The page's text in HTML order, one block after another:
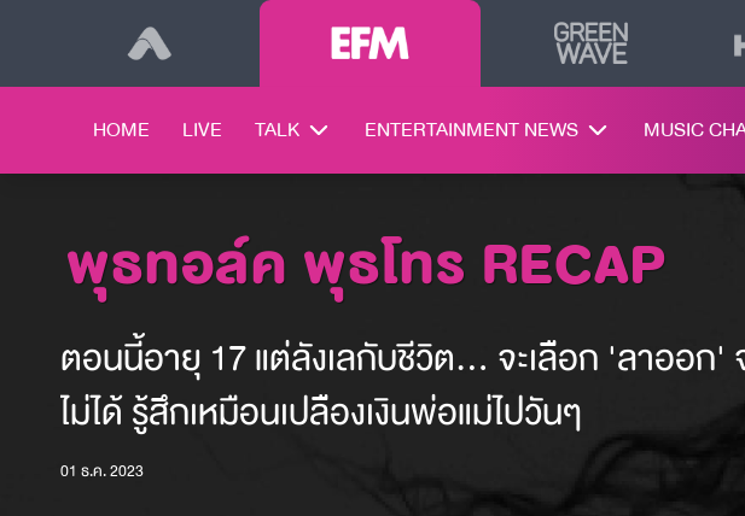
HOME LIVE TALK ENTERTAINMENT NEWS MUSIC
พุธทอล์ค พุธโทร RECAP
ตอนนี้อายุ 17 แต่ลังเลกับชีวิต... จะเลือก 'ลาออก'
ไม่ได้ รู้สึกเหมือนเปลืองเงินพ่อแม่ไปวันๆ
01 ธ.ค. 2023